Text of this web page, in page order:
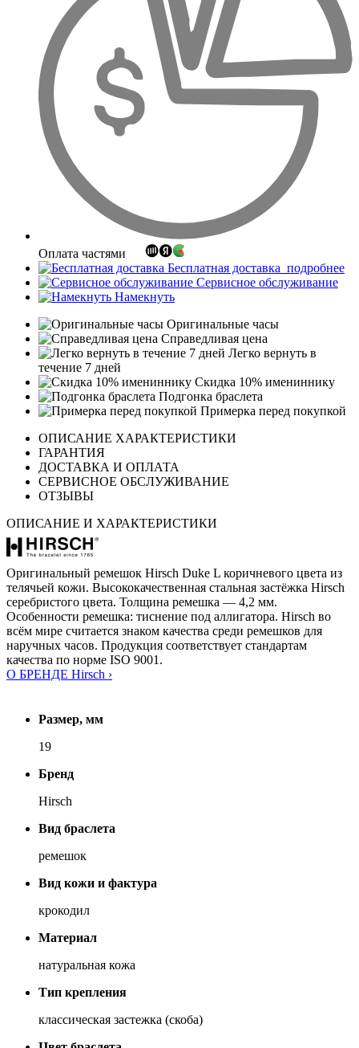
Оплата частями
Бесплатная доставка подробнее
Сервисное обслуживание
Намекнуть
Оригинальные часы
Справедливая цена
Легко вернуть в
течение 7 дней
Скидка 10% имениннику
Подгонка браслета
Примерка перед покупкой
ОПИСАНИЕ ХАРАКТЕРИСТИКИ
ГАРАНТИЯ
ДОСТАВКА И ОПЛАТА
СЕРВИСНОЕ ОБСЛУЖИВАНИЕ
ОТЗЫВЫ
ОПИСАНИЕ И ХАРАКТЕРИСТИКИ
Оригинальный ремешок Hirsch Duke L коричневого цвета из
телячьей кожи. Высококачественная стальная застёжка Hirsch
серебристого цвета. Толщина ремешка — 4,2 мм.
Особенности ремешка: тиснение под аллигатора. Hirsch во
всём мире считается знаком качества среди ремешков для
наручных часов. Продукция соответствует стандартам
качества по норме ISO 9001.
О БРЕНДЕ Hirsch ›
Размер, мм
19
Бренд
Hirsch
Вид браслета
ремешок
Вид кожи и фактура
крокодил
Материал
натуральная кожа
Тип крепления
классическая застежка (скоба)